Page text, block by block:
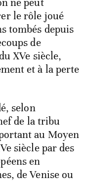
ne peut
le rôle joué
tombés depuis
de
XVe siècle,
et à la perte
selon
de la tribu
au Moyen
siècle par des
en
de Venise ou